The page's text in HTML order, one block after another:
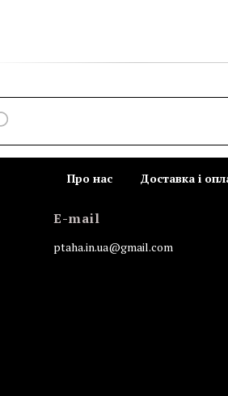
Про нас Доставка і
E-mail
ptaha.in.ua@gmail.com